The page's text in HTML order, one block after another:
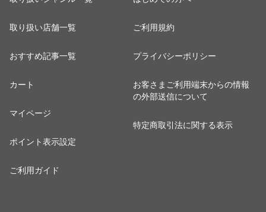
取り扱い店舗一覧
おすすめ記事一覧
カート
マイページ
ポイント表示設定
ご利用ガイド
ご利用規約
プライバシーポリシー
お客さまご利用端末からの情報
の外部送信について
特定商取引法に関する表示